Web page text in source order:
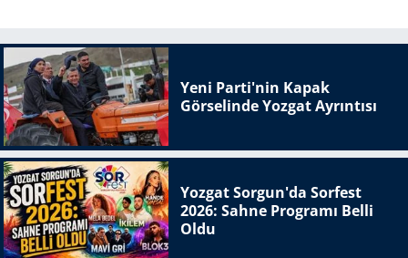
Yeni Parti'nin Kapak
Görselinde Yozgat Ayrıntısı
Yozgat Sorgun'da Sorfest
2026: Sahne Programı Belli
Oldu